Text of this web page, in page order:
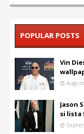
POPULAR POSTS
Vin
Jason
si lista